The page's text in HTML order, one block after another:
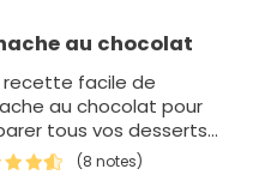
au chocolat
recette facile de
au chocolat pour
tous vos desserts
: gâteaux roulés,
sablés…
(8 notes)